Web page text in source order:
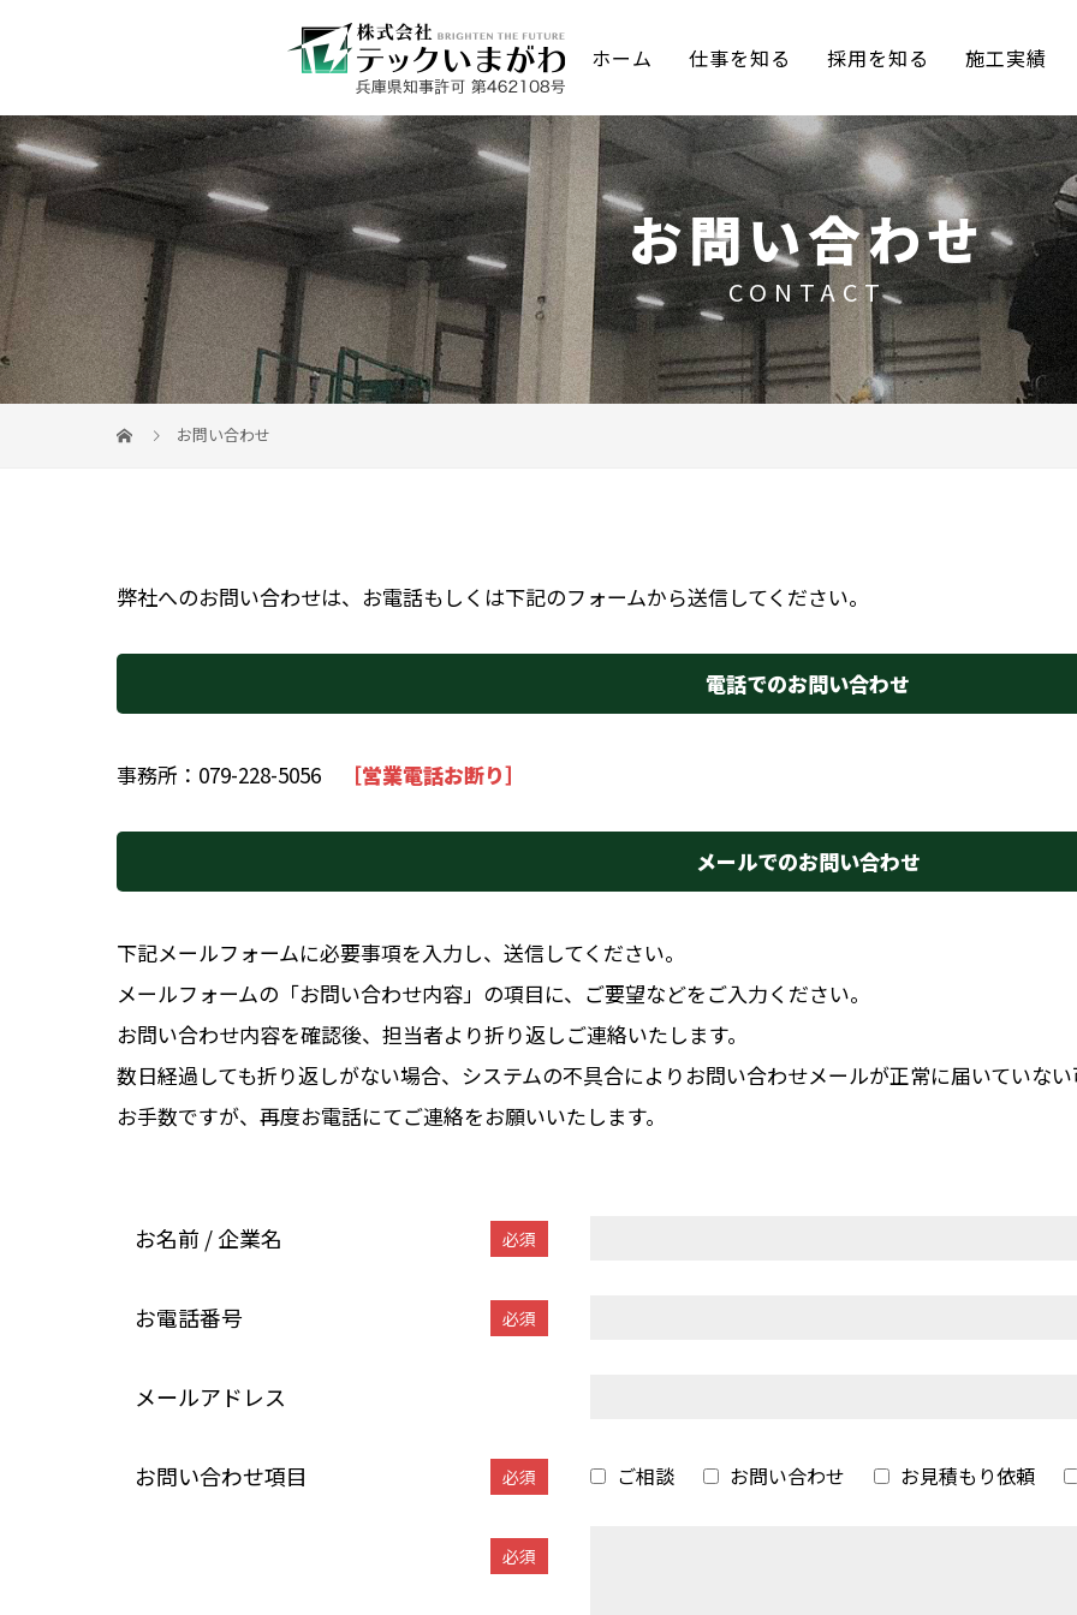
ホーム 仕事を知る 採用を知る 施工実績
お問い合わせ
CONTACT
お問い合わせ
弊社へのお問い合わせは、お電話もしくは下記のフォームから送信してください。
電話でのお問い合わせ
事務所： 079-228-5056 ［営業電話お断り］
メールでのお問い合わせ
下記メールフォームに必要事項を入力し、送信してください。
メールフォームの「お問い合わせ内容」の項目に、ご要望などをご入力ください。
お問い合わせ内容を確認後、担当者より折り返しご連絡いたします。
数日経過しても折り返しがない場合、システムの不具合によりお問い合わせメールが正常に届いていない
お手数ですが、再度お電話にてご連絡をお願いいたします。
お名前 / 企業名 必須
お電話番号 必須
メールアドレス
お問い合わせ項目 必須 ご相談 お問い合わせ お見積もり依頼
必須